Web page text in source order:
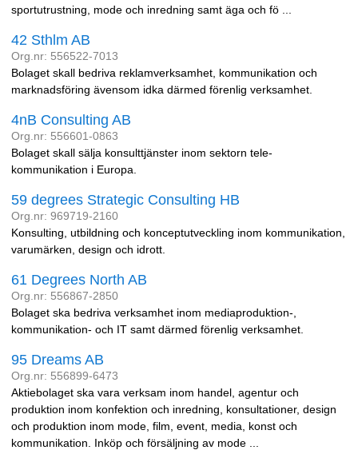
sportutrustning, mode och inredning samt äga och fö ...
42 Sthlm AB
Org.nr: 556522-7013
Bolaget skall bedriva reklamverksamhet, kommunikation och
marknadsföring ävensom idka därmed förenlig verksamhet.
4nB Consulting AB
Org.nr: 556601-0863
Bolaget skall sälja konsulttjänster inom sektorn tele-
kommunikation i Europa.
59 degrees Strategic Consulting HB
Org.nr: 969719-2160
Konsulting, utbildning och konceptutveckling inom kommunikation,
varumärken, design och idrott.
61 Degrees North AB
Org.nr: 556867-2850
Bolaget ska bedriva verksamhet inom mediaproduktion-,
kommunikation- och IT samt därmed förenlig verksamhet.
95 Dreams AB
Org.nr: 556899-6473
Aktiebolaget ska vara verksam inom handel, agentur och
produktion inom konfektion och inredning, konsultationer, design
och produktion inom mode, film, event, media, konst och
kommunikation. Inköp och försäljning av mode ...